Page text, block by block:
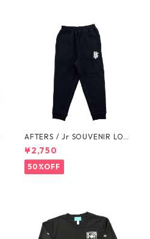
AFTERS / Jr SOUVENIR LOG
O SWEAT PANTS
¥2,750
50%OFF